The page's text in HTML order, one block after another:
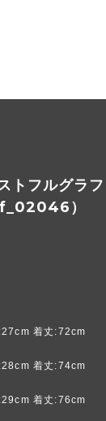
トフルグラ
）
着丈:72cm
着丈:74cm
着丈:76cm